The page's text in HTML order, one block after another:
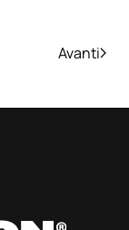
Avanti